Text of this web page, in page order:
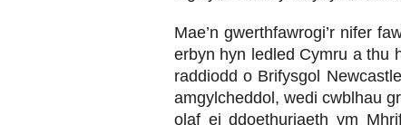
Mae’n gwerthfawrogi’r nifer
erbyn hyn ledled Cymru a thu
raddiodd o Brifysgol
amgylcheddol, wedi cwblhau
olaf ei ddoethuriaeth ym